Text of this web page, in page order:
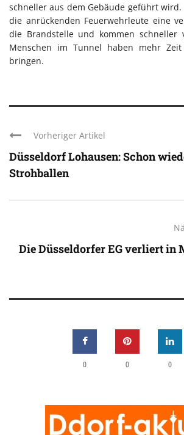
schneller aus dem Gebäude geführt
die anrückenden Feuerwehrleute eine
die Brandstelle und kommen schneller
Menschen im Tunnel haben mehr
bringen.
Vorheriger Artikel
Düsseldorf Lohausen: Schon
Strohballen
Die Düsseldorfer EG verliert in
0 0 0